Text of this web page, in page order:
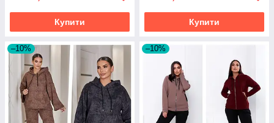
Купити Купити
–10% –10%